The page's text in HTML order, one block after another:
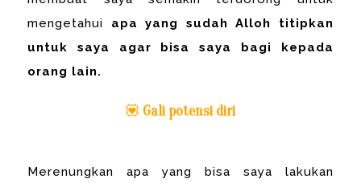
mengetahui apa yang sudah Alloh titipkan
untuk saya agar bisa saya bagi kepada
orang lain.
💟 Gali potensi diri
Merenungkan apa yang bisa saya lakukan